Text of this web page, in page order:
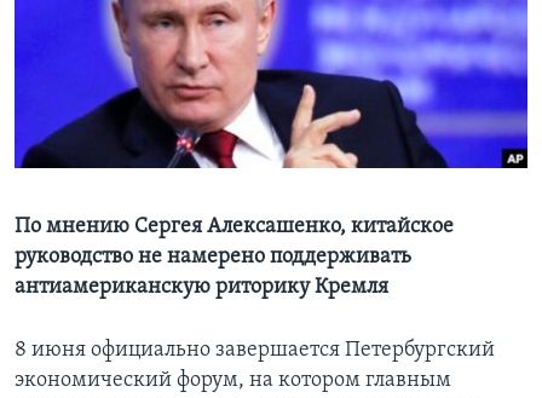
Learning English
СОЦИАЛЬНЫЕ СЕТИ
Языки
По мнению Сергея Алексашенко, китайское
руководство не намерено поддерживать
антиамериканскую риторику Кремля
8 июня официально завершается Петербургский
экономический форум, на котором главным